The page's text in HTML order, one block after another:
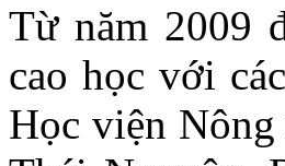
Từ năm 2009
cao học với
Học viện